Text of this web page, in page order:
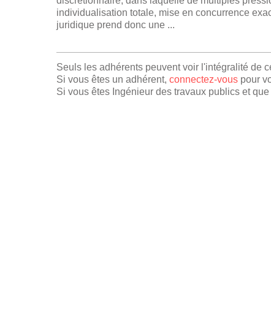
individualisation totale, mise en concurrence
juridique prend donc une ...
Seuls les adhérents peuvent voir l'intégralité de
Si vous êtes un adhérent, connectez-vous pour
Si vous êtes Ingénieur des travaux publics et